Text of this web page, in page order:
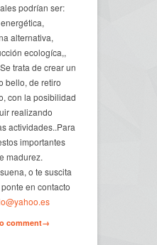
podrían ser:
alternativa,
ecologíca,,
trata de crear un
bello, de retiro
con la posibilidad
realizando
actividades..Para
importantes
madurez.
o te suscita
en contacto
comment→